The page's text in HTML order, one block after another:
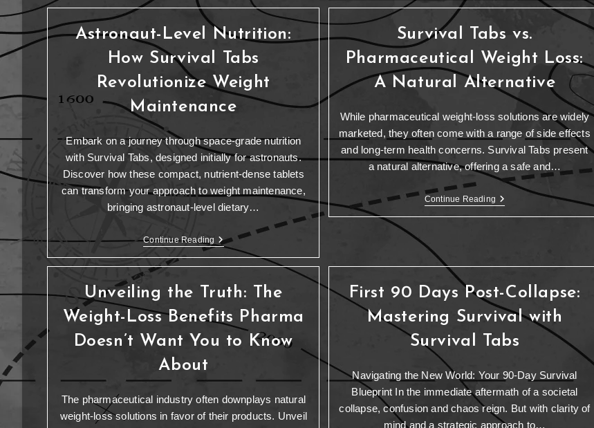
Astronaut-Level Nutrition:
How Survival Tabs
Revolutionize Weight
Maintenance
Embark on a journey through space-grade nutrition
with Survival Tabs, designed initially for astronauts.
Discover how these compact, nutrient-dense tablets
can transform your approach to weight maintenance,
bringing astronaut-level dietary…
Continue Reading
Survival Tabs vs.
Pharmaceutical Weight Loss:
A Natural Alternative
While pharmaceutical weight-loss solutions are widely
marketed, they often come with a range of side effects
and long-term health concerns. Survival Tabs present
a natural alternative, offering a safe and…
Continue Reading
Unveiling the Truth: The
Weight-Loss Benefits Pharma
Doesn’t Want You to Know
About
The pharmaceutical industry often downplays natural
weight-loss solutions in favor of their products. Unveil
First 90 Days Post-Collapse:
Mastering Survival with
Survival Tabs
Navigating the New World: Your 90-Day Survival
Blueprint In the immediate aftermath of a societal
collapse, confusion and chaos reign. But with clarity of
mind and a strategic approach to…